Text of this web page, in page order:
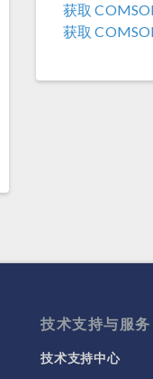
COMSOL
COMSOL
COMSOL
COMSOL
COMSOL
获取
获取
技术支持与服务
技术支持中心